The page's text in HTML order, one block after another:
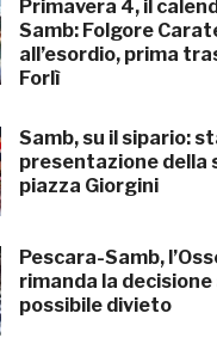
Primavera 4, il
Samb: Folgore
all’esordio, prima
Forlì
Samb, su il sipario:
presentazione della
piazza Giorgini
Pescara-Samb,
rimanda la decisione
possibile divieto